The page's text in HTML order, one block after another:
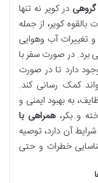
در کویر نه تنها
کویر، از جمله
تغییرات آب وهوایی
برد. در صورت سفر با
دارد تا در صورت
کمک رسانی کند.
به بهبود ایمنی و
و بکر،همراهی با
آن دارد، توصیه
خطرات و حتی